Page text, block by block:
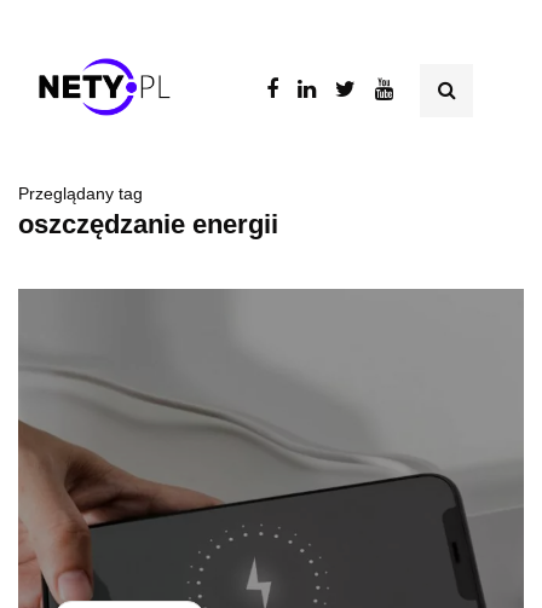
Przeglądany tag
oszczędzanie energii